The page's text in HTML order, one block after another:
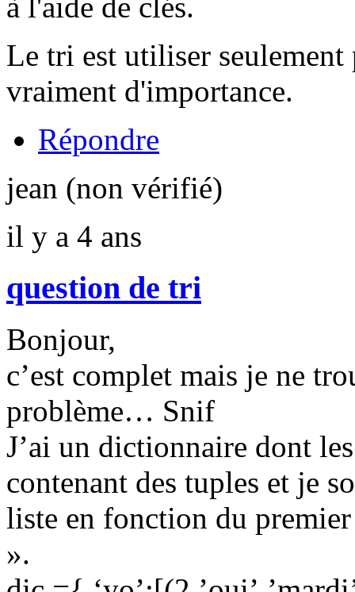
à l'aide de clés.
Le tri est utiliser
vraiment d'importance.
Répondre
jean (non vérifié)
il y a 4 ans
question de tri
Bonjour,
c’est complet mais je ne
problème… Snif
J’ai un dictionnaire dont
contenant des tuples et je
liste en fonction du
».